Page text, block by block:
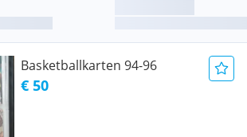
Basketballkarten 94-96
€ 50